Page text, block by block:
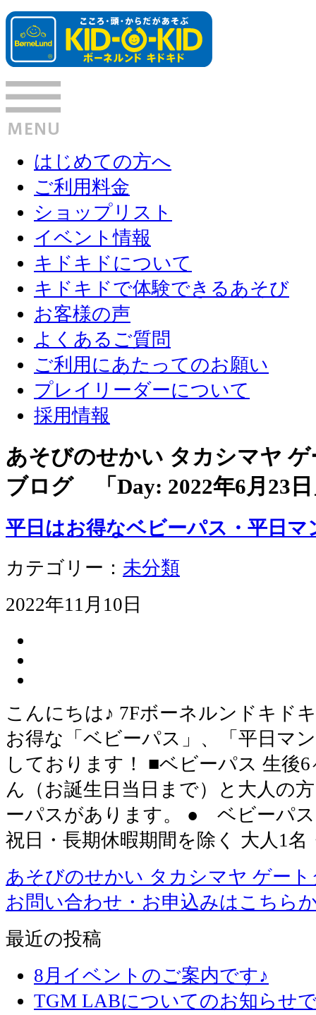
はじめての方へ
ご利用料金
ショップリスト
イベント情報
キドキドについて
キドキドで体験できるあそび
お客様の声
よくあるご質問
ご利用にあたってのお願い
プレイリーダーについて
採用情報
あそびのせかい タカシマヤ
ブログ 「Day: 2022年6月23日
平日はお得なベビーパス・平日
カテゴリー： 未分類
2022年11月10日
こんにちは♪ 7Fボーネルンドキド
お得な「ベビーパス」、「平日マ
しております！ ■ベビーパス 生後
ん（お誕生日当日まで）と大人の
ーパスがあります。 ● ベビーパ
祝日・長期休暇期間を除く 大人1
あそびのせかい タカシマヤ ゲー
お問い合わせ・お申込みはこちら
最近の投稿
8月イベントのご案内です♪
TGM LABについてのお知らせ